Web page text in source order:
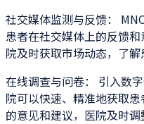
社交媒体监测与反馈：
患者在社交媒体上的反馈
院及时获取市场动态，了解
在线调查与问卷： 引入数
院可以快速、精准地获取
的意见和建议，医院及时调